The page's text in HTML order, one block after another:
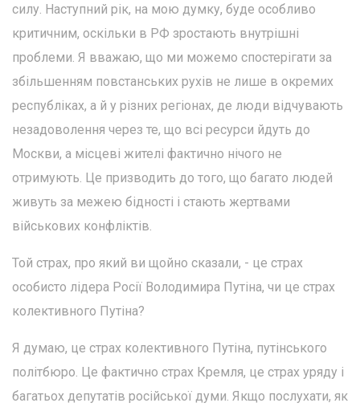
силу. Наступний рік, на мою думку, буде особливо
критичним, оскільки в РФ зростають внутрішні
проблеми. Я вважаю, що ми можемо спостерігати за
збільшенням повстанських рухів не лише в окремих
республіках, а й у різних регіонах, де люди відчувають
незадоволення через те, що всі ресурси йдуть до
Москви, а місцеві жителі фактично нічого не
отримують. Це призводить до того, що багато людей
живуть за межею бідності і стають жертвами
військових конфліктів.
Той страх, про який ви щойно сказали, - це страх
особисто лідера Росії Володимира Путіна, чи це страх
колективного Путіна?
Я думаю, це страх колективного Путіна, путінського
політбюро. Це фактично страх Кремля, це страх уряду і
багатьох депутатів російської думи. Якщо послухати, як